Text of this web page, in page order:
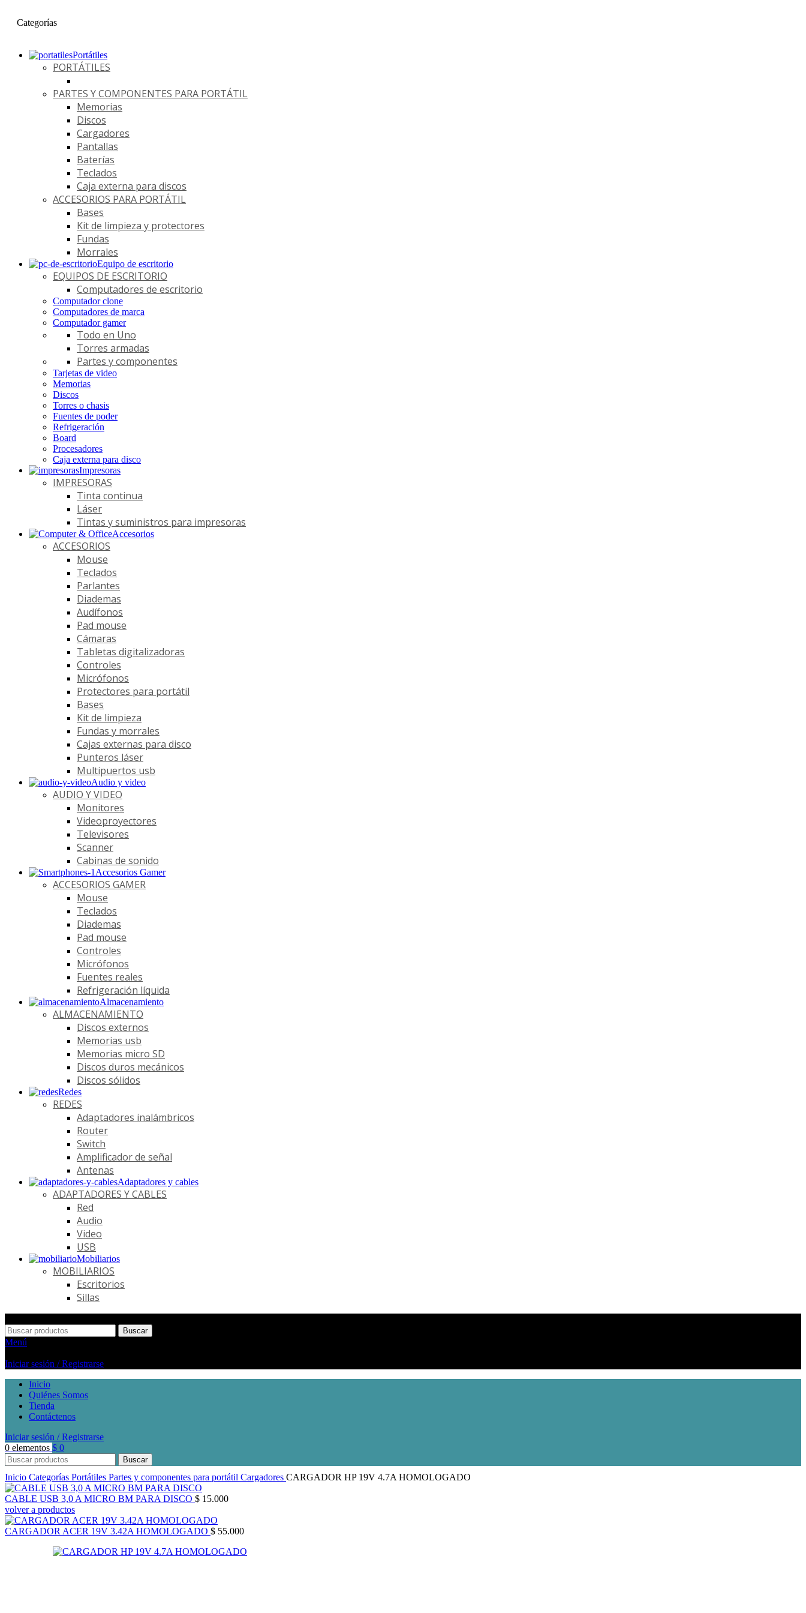
Categorías
Portátiles
PORTÁTILES
PARTES Y COMPONENTES PARA PORTÁTIL
Memorias
Discos
Cargadores
Pantallas
Baterías
Teclados
Caja externa para discos
ACCESORIOS PARA PORTÁTIL
Bases
Kit de limpieza y protectores
Fundas
Morrales
Equipo de escritorio
EQUIPOS DE ESCRITORIO
Computadores de escritorio
Computador clone
Computadores de marca
Computador gamer
Todo en Uno
Torres armadas
Partes y componentes
Tarjetas de video
Memorias
Discos
Torres o chasis
Fuentes de poder
Refrigeración
Board
Procesadores
Caja externa para disco
Impresoras
IMPRESORAS
Tinta continua
Láser
Tintas y suministros para impresoras
Accesorios
ACCESORIOS
Mouse
Teclados
Parlantes
Diademas
Audífonos
Pad mouse
Cámaras
Tabletas digitalizadoras
Controles
Micrófonos
Protectores para portátil
Bases
Kit de limpieza
Fundas y morrales
Cajas externas para disco
Punteros láser
Multipuertos usb
Audio y video
AUDIO Y VIDEO
Monitores
Videoproyectores
Televisores
Scanner
Cabinas de sonido
Accesorios Gamer
ACCESORIOS GAMER
Mouse
Teclados
Diademas
Pad mouse
Controles
Micrófonos
Fuentes reales
Refrigeración líquida
Almacenamiento
ALMACENAMIENTO
Discos externos
Memorias usb
Memorias micro SD
Discos duros mecánicos
Discos sólidos
Redes
REDES
Adaptadores inalámbricos
Router
Switch
Amplificador de señal
Antenas
Adaptadores y cables
ADAPTADORES Y CABLES
Red
Audio
Video
USB
Mobiliarios
MOBILIARIOS
Escritorios
Sillas
Buscar
Menú
Iniciar sesión / Registrarse
Inicio
Quiénes Somos
Tienda
Contáctenos
Iniciar sesión / Registrarse
0 elementos $ 0
Buscar
Inicio Categorías Portátiles Partes y componentes para portátil Cargadores CARGADOR HP 19V 4.7A HOMOLOGADO
CABLE USB 3,0 A MICRO BM PARA DISCO $ 15.000
volver a productos
CARGADOR ACER 19V 3.42A HOMOLOGADO $ 55.000